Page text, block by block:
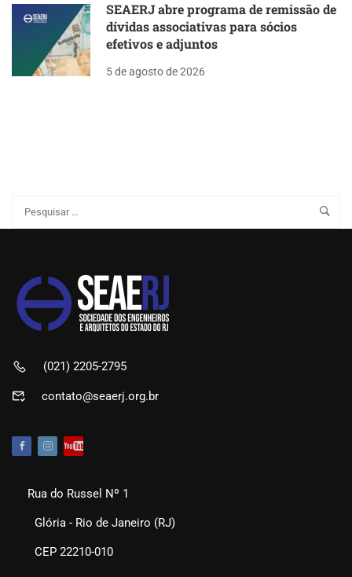
SEAERJ abre programa de remissão de
dívidas associativas para sócios
efetivos e adjuntos
5 de agosto de 2026
(021) 2205-2795
contato@seaerj.org.br
Rua do Russel Nº 1
Glória - Rio de Janeiro (RJ)
CEP 22210-010